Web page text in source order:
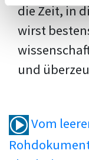
die Zeit, in
wirst
und
Vom